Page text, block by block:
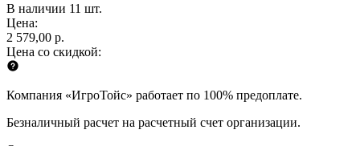
В наличии 11 шт.
Цена:
2 579,00 р.
Цена со скидкой:
Компания «ИгроТойс» работает по 100% предоплате.
Безналичный расчет на расчетный счет организации.